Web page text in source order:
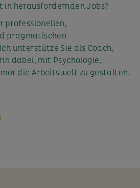
herausfordernden Jobs?
professionellen,
pragmatischen
unterstütze Sie als Coach,
dabei, mit Psychologie,
die Arbeitswelt zu gestalten.